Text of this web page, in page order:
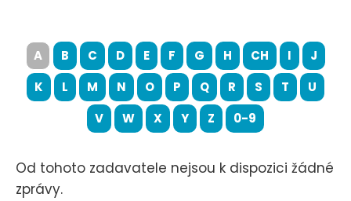
A B C D E F G H CH I
J
K
L M N O P Q R S T
U
V
W X Y Z 0-9
Od tohoto zadavatele nejsou k dispozici žádné
zprávy.